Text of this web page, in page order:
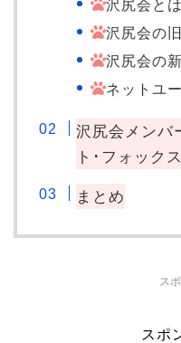
沢尻会と
沢尻会の
沢尻会の
ネットユ
沢尻会メンバ
ト･フォック
まとめ
ス
スポ